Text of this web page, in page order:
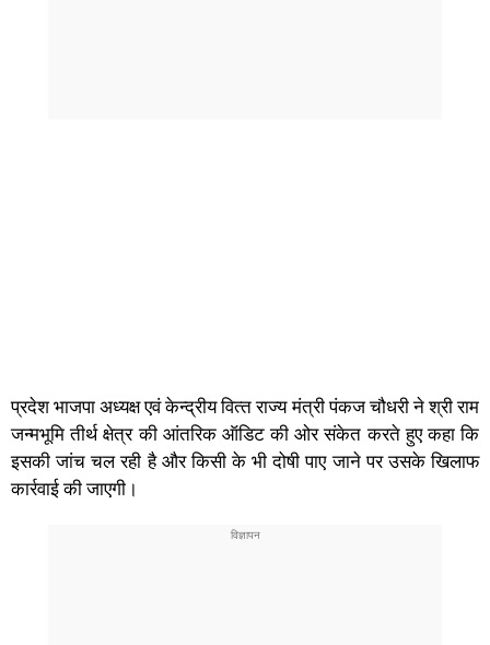
प्रदेश भाजपा अध्यक्ष एवं केन्‍द्रीय वित्‍त राज्‍य मंत्री पंकज चौधरी ने श्री राम
जन्मभूमि तीर्थ क्षेत्र की आंतरिक ऑडिट की ओर संकेत करते हुए कहा कि
इसकी जांच चल रही है और किसी के भी दोषी पाए जाने पर उसके खिलाफ
कार्रवाई की जाएगी।